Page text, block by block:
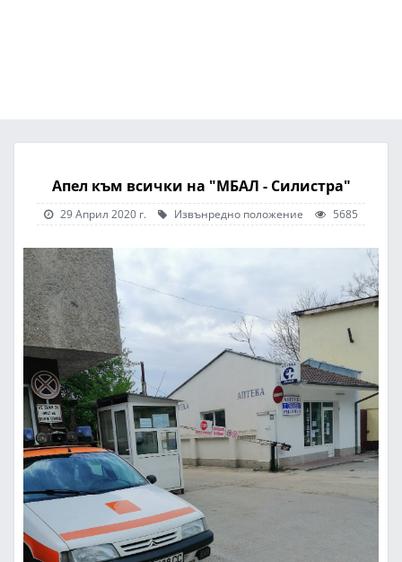
Апел към всички на "МБАЛ - Силистра"
29 Април 2020 г. Извънредно положение 5685